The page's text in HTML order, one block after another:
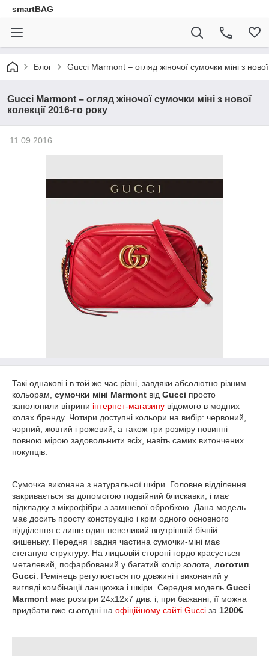
smartBAG
Блог Gucci Marmont – огляд жіночої сумочки міні з
Gucci Marmont – огляд жіночої сумочки міні з нової
колекції 2016-го року
11.09.2016
Такі однакові і в той же час різні, завдяки абсолютно різним
кольорам, сумочки міні Marmont від Gucci просто
заполонили вітрини інтернет-магазину відомого в модних
колах бренду. Чотири доступні кольори на вибір: червоний,
чорний, жовтий і рожевий, а також три розміру повинні
повною мірою задовольнити всіх, навіть самих витончених
покупців.
Сумочка виконана з натуральної шкіри. Головне відділення
закривається за допомогою подвійний блискавки, і має
підкладку з мікрофібри з замшевої обробкою. Дана модель
має досить просту конструкцію і крім одного основного
відділення є лише один невеликий внутрішній бічній
кишеньку. Передня і задня частина сумочки-міні має
стеганую структуру. На лицьовій стороні гордо красується
металевий, пофарбований у багатий колір золота, логотип
Gucci . Ремінець регулюється по довжині і виконаний у
вигляді комбінації ланцюжка і шкіри. Середня модель Gucci
Marmont має розміри 24х12х7 див. і, при бажанні, її можна
придбати вже сьогодні на офіційному сайті Gucci за 1200€